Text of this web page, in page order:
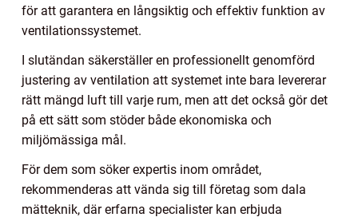
för att garantera en långsiktig och effektiv funktion av
ventilationssystemet.
I slutändan säkerställer en professionellt genomförd
justering av ventilation att systemet inte bara levererar
rätt mängd luft till varje rum, men att det också gör det
på ett sätt som stöder både ekonomiska och
miljömässiga mål.
För dem som söker expertis inom området,
rekommenderas att vända sig till företag som dala
mätteknik, där erfarna specialister kan erbjuda